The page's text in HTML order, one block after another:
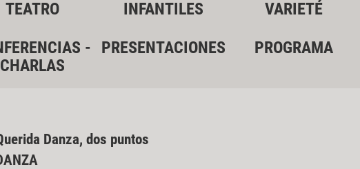
TEATRO INFANTILES VARIETÉ
-
CHARLAS
PRESENTACIONES PROGRAMA
Danza, dos puntos